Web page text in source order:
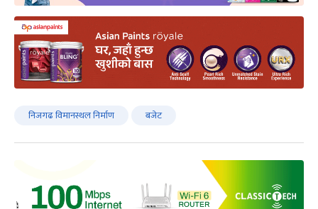
निजगढ विमानस्थल निर्माण बजेट